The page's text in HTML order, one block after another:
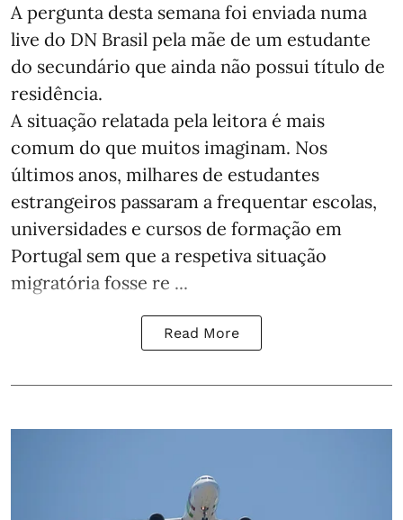
A pergunta desta semana foi enviada numa
live do DN Brasil pela mãe de um estudante
do secundário que ainda não possui título de
residência.
A situação relatada pela leitora é mais
comum do que muitos imaginam. Nos
últimos anos, milhares de estudantes
estrangeiros passaram a frequentar escolas,
universidades e cursos de formação em
Portugal sem que a respetiva situação
migratória fosse re ...
Read More